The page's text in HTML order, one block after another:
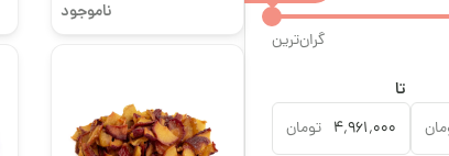
گران‌ترین
تا
تومان
ناموجود